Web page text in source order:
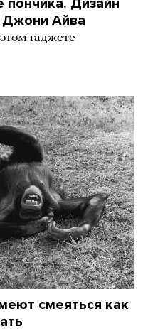
Дизайн
Джони Айва
гаджете
смеяться как